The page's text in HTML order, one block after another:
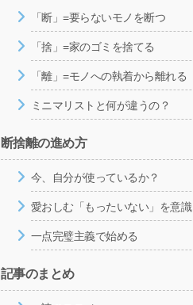
「断」=要らないモノを断つ
「捨」=家のゴミを捨てる
「離」=モノへの執着から離れる
ミニマリストと何が違うの？
断捨離の進め方
今、自分が使っているか？
愛おしむ「もったいない」を意識
一点完璧主義で始める
記事のまとめ